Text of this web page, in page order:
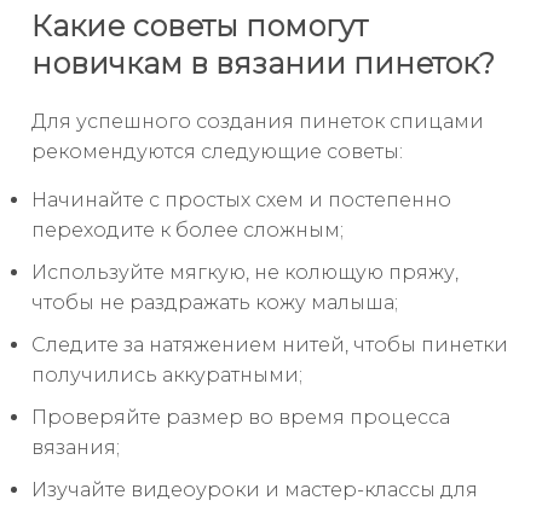
Какие советы помогут
новичкам в вязании пинеток?
Для успешного создания пинеток спицами
рекомендуются следующие советы:
Начинайте с простых схем и постепенно
переходите к более сложным;
Используйте мягкую, не колющую пряжу,
чтобы не раздражать кожу малыша;
Следите за натяжением нитей, чтобы пинетки
получились аккуратными;
Проверяйте размер во время процесса
вязания;
Изучайте видеоуроки и мастер-классы для